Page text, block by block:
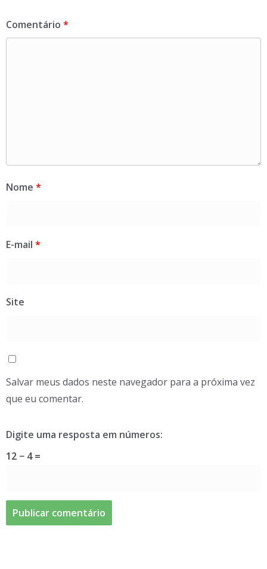
Comentário *
Nome *
E-mail *
Site
Salvar meus dados neste navegador para a próxima vez
que eu comentar.
Digite uma resposta em números:
12 − 4 =